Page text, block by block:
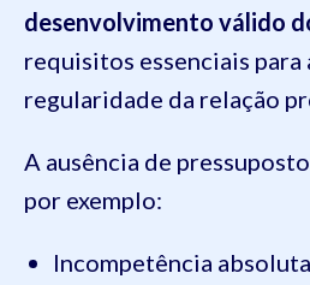
desenvolvimento válido
requisitos essenciais para
regularidade da relação
A ausência de
por exemplo:
Incompetência